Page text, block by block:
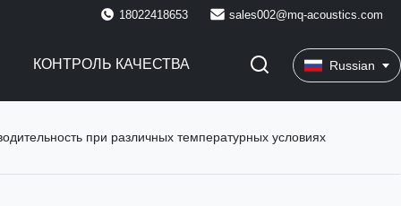
18022418653 sales002@mq-acoustics.com
КОНТРОЛЬ КАЧЕСТВА Russian
при различных температурных условиях